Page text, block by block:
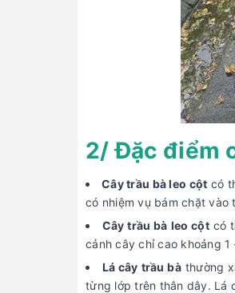
2/ Đặc điểm
Cây trầu bà leo cột có
có nhiệm vụ bám chặt vào
Cây trầu bà leo cộtcó
cảnh cây chỉ cao khoảng
Lá cây trầu bàthường
từng lớp trên thân dây. Lá